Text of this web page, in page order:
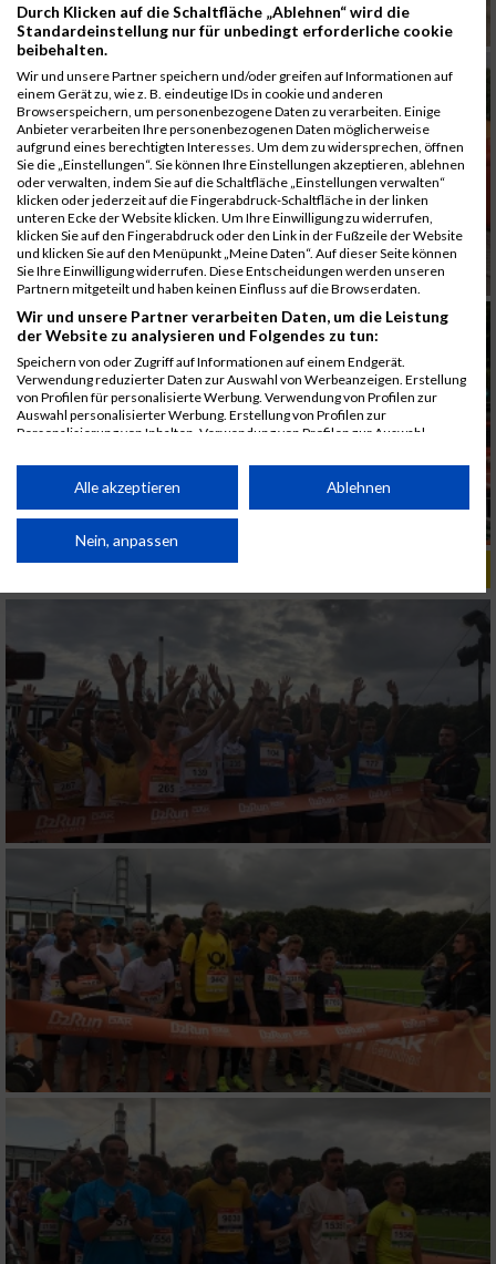
Durch Klicken auf die Schaltfläche „Ablehnen“ wird die
Standardeinstellung nur für unbedingt erforderliche cookie
beibehalten.
Wir und unsere Partner speichern und/oder greifen auf Informationen auf
einem Gerät zu, wie z. B. eindeutige IDs in cookie und anderen
Browserspeichern, um personenbezogene Daten zu verarbeiten. Einige
Anbieter verarbeiten Ihre personenbezogenen Daten möglicherweise
aufgrund eines berechtigten Interesses. Um dem zu widersprechen, öffnen
Sie die „Einstellungen“. Sie können Ihre Einstellungen akzeptieren, ablehnen
oder verwalten, indem Sie auf die Schaltfläche „Einstellungen verwalten“
klicken oder jederzeit auf die Fingerabdruck-Schaltfläche in der linken
unteren Ecke der Website klicken. Um Ihre Einwilligung zu widerrufen,
klicken Sie auf den Fingerabdruck oder den Link in der Fußzeile der Website
und klicken Sie auf den Menüpunkt „Meine Daten“. Auf dieser Seite können
Sie Ihre Einwilligung widerrufen. Diese Entscheidungen werden unseren
Partnern mitgeteilt und haben keinen Einfluss auf die Browserdaten.
Wir und unsere Partner verarbeiten Daten, um die Leistung
der Website zu analysieren und Folgendes zu tun:
Speichern von oder Zugriff auf Informationen auf einem Endgerät.
Verwendung reduzierter Daten zur Auswahl von Werbeanzeigen. Erstellung
von Profilen für personalisierte Werbung. Verwendung von Profilen zur
Auswahl personalisierter Werbung. Erstellung von Profilen zur
Personalisierung von Inhalten. Verwendung von Profilen zur Auswahl
Performance von Inhalten. Analyse von Zielgruppen durch Statistiken oder
Kombinationen von Daten aus verschiedenen Quellen. Entwicklung und
von Inhalten.
Daten können außerhalb der Europäischen Union weitergegeben und in die
Website/App.
Partnerliste anzeigen (1 IAB-Anbieter)
Wir nutzen Ihre Daten für folgende Zwecke:
IAB-Verarbeitungszwecke:
Speichern von oder Zugriff auf Informationen
auf einem Endgerät
Verwendung reduzierter Daten zur Auswahl
von Werbeanzeigen
Erstellung von Profilen für personalisierte
Werbung
Verwendung von Profilen zur Auswahl
personalisierter Werbung
Erstellung von Profilen zur Personalisierung
von Inhalten
Verwendung von Profilen zur Auswahl
personalisierter Inhalte
Messung der Werbeleistung
Messung der Performance von Inhalten
Alle akzeptieren Ablehnen
Nein, anpassen